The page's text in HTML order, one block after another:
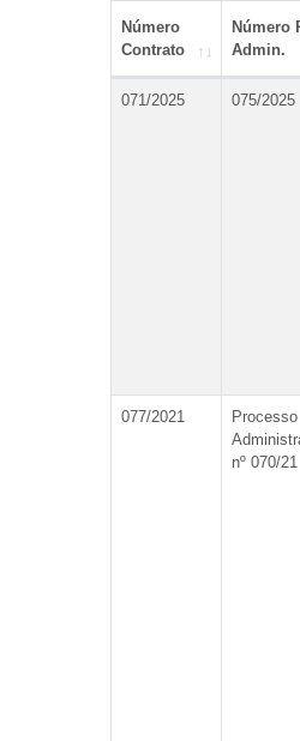
Número
Contrato
Número
Admin.
071/2025 075/2025
077/2021
Processo
nº 070/21